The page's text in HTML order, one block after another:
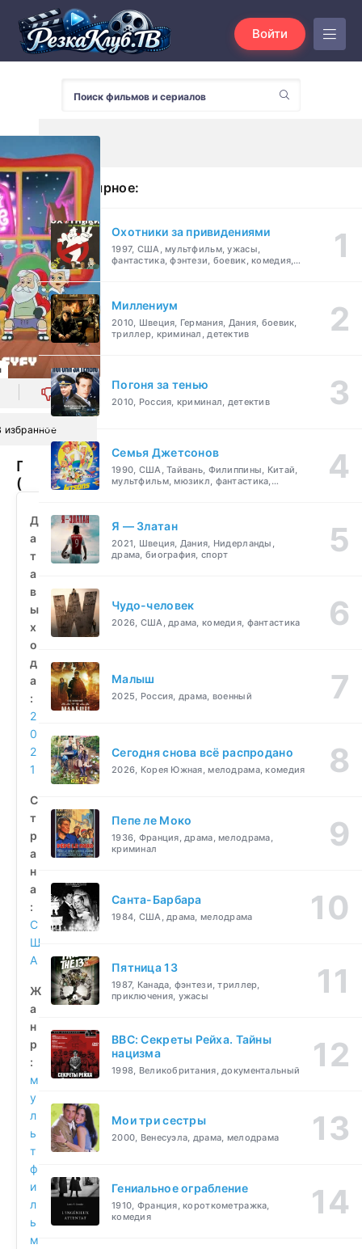
Войти
0
избранное
Полюс
(2021)
бесплатно
Д
а
т
а
в
ы
х
о
д
а
:
2
0
2
1
С
т
р
а
н
а
:
С
Ш
А
Ж
а
н
р
:
м
у
л
ь
т
ф
и
л
ь
м
Популярное:
Охотники за привидениями
1997, США, мультфильм, ужасы,
фантастика, фэнтези, боевик, комедия,
Миллениум
2010, Швеция, Германия, Дания, боевик,
триллер, криминал, детектив
Погоня за тенью
2010, Россия, криминал, детектив
Семья Джетсонов
1990, США, Тайвань, Филиппины, Китай,
мультфильм, мюзикл, фантастика,
Я — Златан
2021, Швеция, Дания, Нидерланды,
драма, биография, спорт
Чудо-человек
2026, США, драма, комедия, фантастика
Малыш
2025, Россия, драма, военный
Сегодня снова всё распродано
2026, Корея Южная, мелодрама, комедия
Пепе ле Моко
1936, Франция, драма, мелодрама,
криминал
Санта-Барбара
1984, США, драма, мелодрама
Пятница 13
1987, Канада, фэнтези, триллер,
приключения, ужасы
BBC: Секреты Рейха. Тайны
нацизма
1998, Великобритания, документальный
Мои три сестры
2000, Венесуэла, драма, мелодрама
Гениальное ограбление
1910, Франция, короткометражка,
комедия